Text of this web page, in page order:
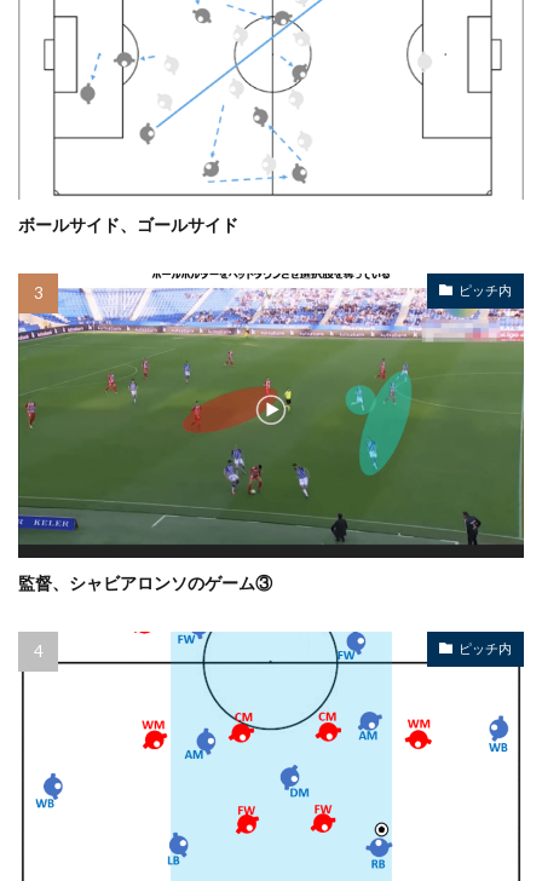
ボールサイド、ゴールサイド
ピッチ内
監督、シャビアロンソのゲーム③
ピッチ内